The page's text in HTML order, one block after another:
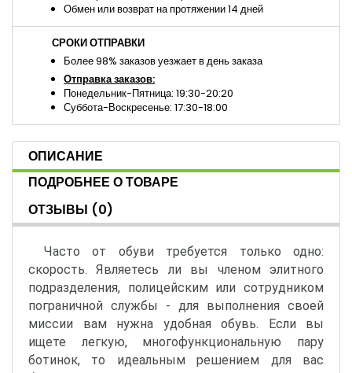
Обмен или возврат на протяжении 14 дней
СРОКИ ОТПРАВКИ
Более 98% заказов уезжает в день заказа
Отправка заказов:
Понедельник-Пятница: 19:30-20:20
Суббота-Воскресенье: 17:30-18:00
ОПИСАНИЕ
ПОДРОБНЕЕ О ТОВАРЕ
ОТЗЫВЫ (0)
Часто от обуви требуется только одно:
скорость. Являетесь ли вы членом элитного
подразделения, полицейским или сотрудником
пограничной службы - для выполнения своей
миссии вам нужна удобная обувь. Если вы
ищете легкую, многофункциональную пару
ботинок, то идеальным решением для вас